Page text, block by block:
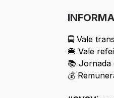
🚍 Vale
🍔 Vale
📚 Jornada
💰